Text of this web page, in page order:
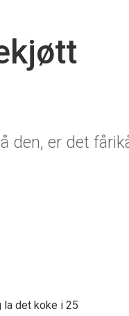
den, er det
la det koke i 25